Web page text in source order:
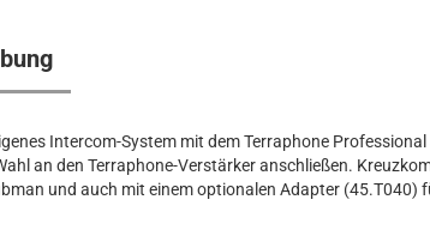
Intercom-System mit dem Terraphone
an den Terraphone-Verstärker anschließen.
und auch mit einem optionalen Adapter (45.T040)